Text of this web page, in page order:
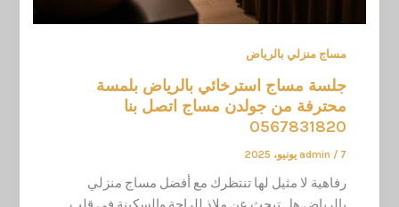
مساج منزلي بالرياض
جلسة مساج استرخائي بالرياض بلمسة
محترفة من جولدن مساج اتصل بنا
0567831820
admin / 7 يونيو، 2025
رفاهية لا مثيل لها تنتظرك مع أفضل مساج منزلي